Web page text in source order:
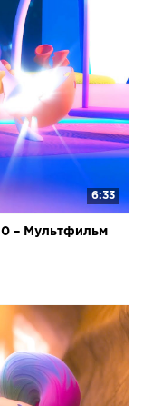
6:33
– Мультфильм